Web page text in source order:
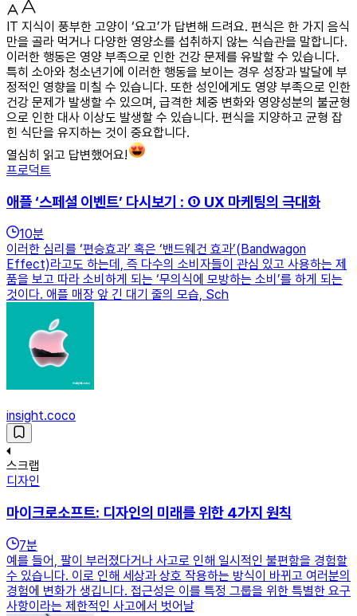
IT 지식이 풍부한 고양이 ‘요고’가 답변해 드려요. 편식은 한 가지 음식
만을 골라 먹거나 다양한 영양소를 섭취하지 않는 식습관을 말합니다.
이러한 행동은 영양 부족으로 인한 건강 문제를 유발할 수 있습니다.
특히 소아와 청소년기에 이러한 행동을 보이는 경우 성장과 발달에 부
정적인 영향을 미칠 수 있습니다. 또한 성인에게도 영양 부족으로 인한
건강 문제가 발생할 수 있으며, 급격한 체중 변화와 영양성분의 불균형
으로 인한 대사 이상도 발생할 수 있습니다. 편식을 지양하고 균형 잡
힌 식단을 유지하는 것이 중요합니다.
열심히 읽고 답변했어요!
프로덕트
애플 ‘스페셜 이벤트’ 다시보기 : ① UX 마케팅의 극대화
10분
이러한 심리를 ‘편승효과’ 혹은 ‘밴드웨건 효과’(Bandwagon
Effect)라고도 하는데, 즉 다수의 소비자들이 관심 있고 사용하는 제
품을 보고 따라 소비하게 되는 ‘무의식에 모방하는 소비’를 하게 되는
것이다. 애플 매장 앞 긴 대기 줄의 모습, Sch
insight.coco
스크랩
디자인
마이크로소프트: 디자인의 미래를 위한 4가지 원칙
7분
예를 들어, 팔이 부러졌다거나 사고로 인해 일시적인 불편함을 경험할
수 있습니다. 이로 인해 세상과 상호 작용하는 방식이 바뀌고 여러분의
경험에 변화가 생깁니다. 접근성은 이를 특정 그룹을 위한 특별한 요구
사항이라는 제한적인 사고에서 벗어날